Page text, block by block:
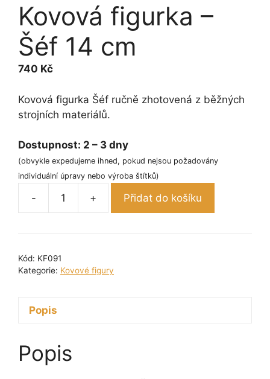
Kovová figurka –
Šéf 14 cm
740 Kč
Kovová figurka Šéf ručně zhotovená z běžných
strojních materiálů.
Dostupnost: 2 – 3 dny
(obvykle expedujeme ihned, pokud nejsou požadovány
individuální úpravy nebo výroba štítků)
-
Kovová
-
+ Přidat do košíku
Kód: KF091
Kategorie: Kovové figury
Popis
Popis